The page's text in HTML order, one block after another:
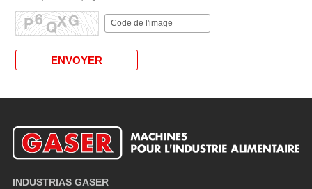
INDUSTRIAS GASER